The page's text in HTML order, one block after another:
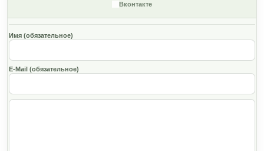
Вконтакте
Имя (обязательное)
E-Mail (обязательное)